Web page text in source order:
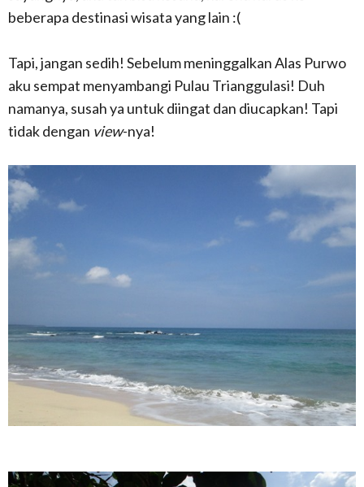
beberapa destinasi wisata yang lain :(
Tapi, jangan sedih! Sebelum meninggalkan Alas Purwo
aku sempat menyambangi Pulau Trianggulasi! Duh
namanya, susah ya untuk diingat dan diucapkan! Tapi
tidak dengan view-nya!